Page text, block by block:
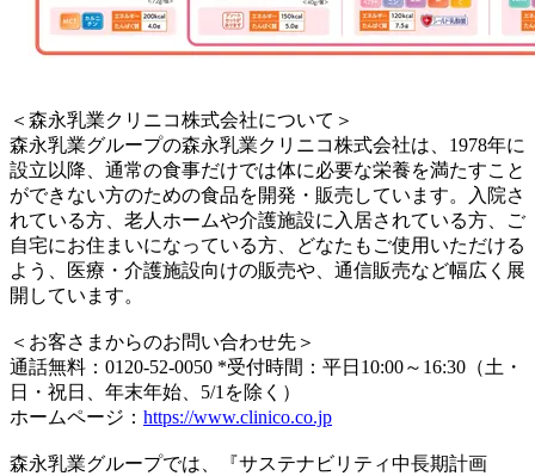
＜森永乳業クリニコ株式会社について＞
森永乳業グループの森永乳業クリニコ株式会社は、1978年に
設立以降、通常の食事だけでは体に必要な栄養を満たすこと
ができない方のための食品を開発・販売しています。入院さ
れている方、老人ホームや介護施設に入居されている方、ご
自宅にお住まいになっている方、どなたもご使用いただける
よう、医療・介護施設向けの販売や、通信販売など幅広く展
開しています。
＜お客さまからのお問い合わせ先＞
通話無料：0120-52-0050 *受付時間：平日10:00～16:30（土・
日・祝日、年末年始、5/1を除く）
ホームページ： https://www.clinico.co.jp
森永乳業グループでは、『サステナビリティ中長期計画